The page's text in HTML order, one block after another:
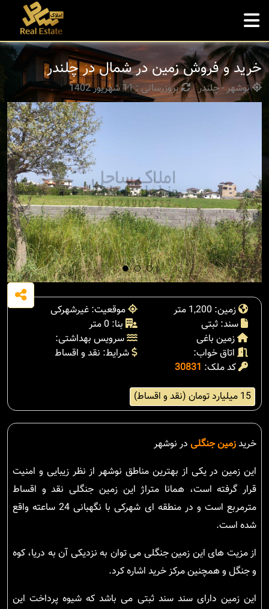
خرید و فروش زمین در شمال در چلندر
نوشهر - چلندر بروزرسانی : 11 شهریور 1402
زمین: 1,200 متر
موقعیت: غیرشهرکی
سند: ثبتی
بنا: 0 متر
زمین باغی
سرویس بهداشتی:
اتاق خواب:
شرایط: نقد و اقساط
کد ملک: 30831
15 میلیارد تومان (نقد و اقساط)
خریدزمین جنگلی در نوشهر
این زمین در یکی از بهترین مناطق نوشهر از نظر زیبایی و امنیت
قرار گرفته است، همانا متراژ این زمین جنگلی نقد و اقساط
مترمربع است و در منطقه ای شهرکی با نگهبانی 24 ساعته واقع
شده است.
از مزیت های این زمین جنگلی می توان به نزدیکی آن به دریا، کوه
و جنگل و همچنین مرکز خرید اشاره کرد.
این زمین دارای سند سند ثبتی می باشد که شیوه پرداخت این